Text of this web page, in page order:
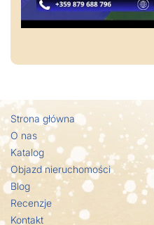
Strona główna
O nas
Katalog
Objazd nieruchomości
Blog
Recenzje
Kontakt